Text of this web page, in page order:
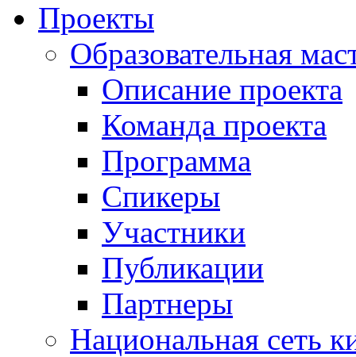
Проекты
Образовательная
Описание проекта
Команда проекта
Программа
Спикеры
Участники
Публикации
Партнеры
Национальная сеть